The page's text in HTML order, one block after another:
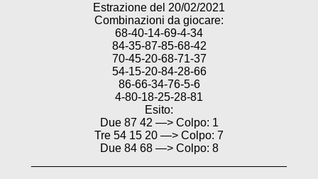
Estrazione del 20/02/2021
Combinazioni da giocare:
68-40-14-69-4-34
84-35-87-85-68-42
70-45-20-68-71-37
54-15-20-84-28-66
86-66-34-76-5-6
4-80-18-25-28-81
Esito:
Due 87 42 —> Colpo: 1
Tre 54 15 20 —> Colpo: 7
Due 84 68 —> Colpo: 8